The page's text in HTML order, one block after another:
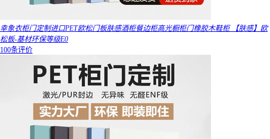
幸象衣柜门定制进口PET欧松门板肤感酒柜餐边柜高光橱柜门橡胶木鞋柜 【肤感】欧
松板-基材环保等级E0
100条评价